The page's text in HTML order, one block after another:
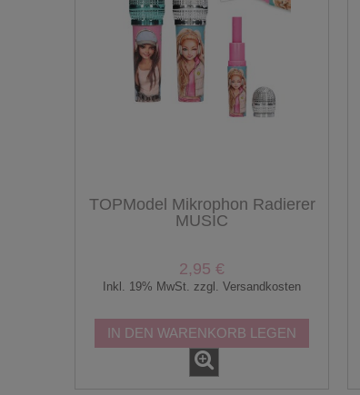
TOPModel Mikrophon Radierer
MUSIC
2,95 €
Inkl. 19% MwSt. zzgl. Versandkosten
IN DEN WARENKORB LEGEN